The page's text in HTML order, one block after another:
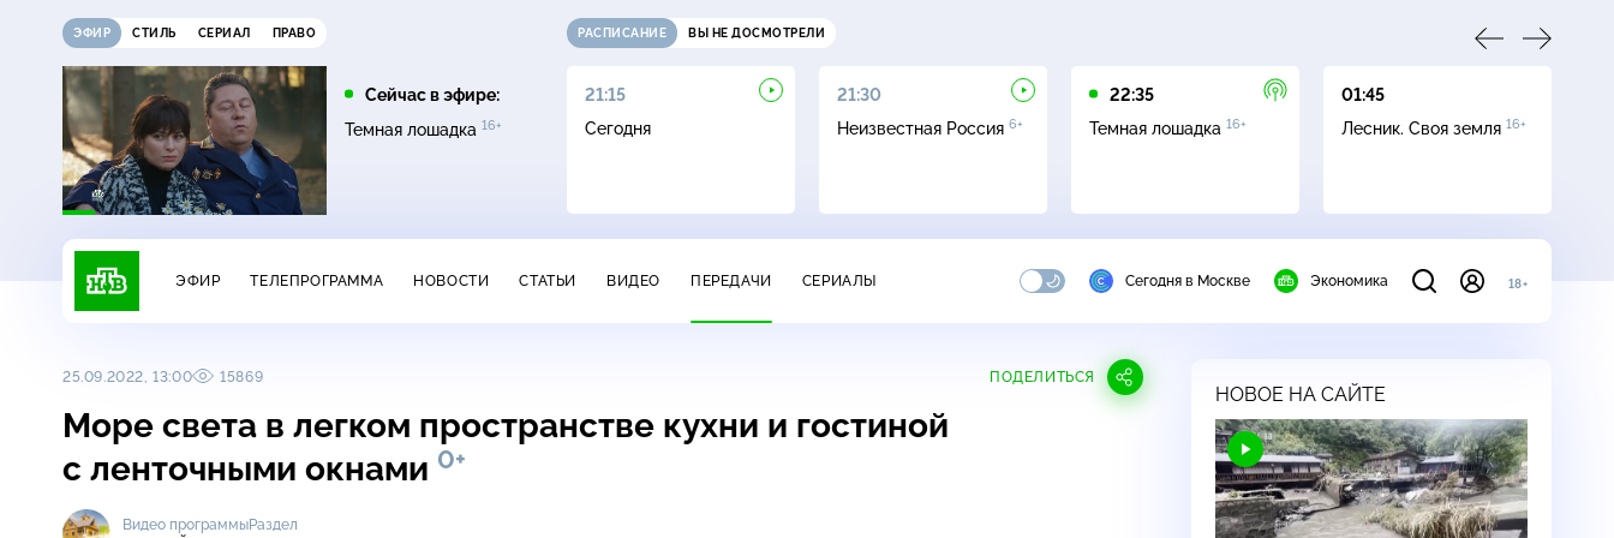
ЭФИР СТИЛЬ СЕРИАЛ ПРАВО
Сейчас в эфире:
Темная лошадка 16+
РАСПИСАНИЕ ВЫ НЕ ДОСМОТРЕЛИ
16:00
Сегодня
17:00
Невский. Чужой среди
21:15
Сегодня
21:30
Неизвестная Россия 6+
22:35
Темная лошадка 16+
01:45
Лесник. Своя земля 16+
ЭФИР ТЕЛЕПРОГРАММА НОВОСТИ СТАТЬИ ВИДЕО ПЕРЕДАЧИ СЕРИАЛЫ Сегодня в Москве Экономика 18+
25.09.2022, 13:00 15869 ПОДЕЛИТЬСЯ
Море света в легком пространстве кухни и гостиной
с ленточными окнами 0+
Видео программыРаздел
НОВОЕ НА САЙТЕ